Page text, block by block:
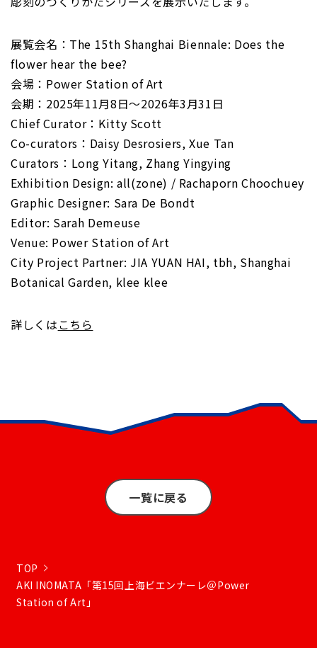
展覧会名：The 15th Shanghai Biennale: Does the
flower hear the bee?
会場：Power Station of Art
会期：2025年11月8日〜2026年3月31日
Chief Curator：Kitty Scott
Co-curators：Daisy Desrosiers, Xue Tan
Curators：Long Yitang, Zhang Yingying
Exhibition Design: all(zone) / Rachaporn Choochuey
Graphic Designer: Sara De Bondt
Editor: Sarah Demeuse
Venue: Power Station of Art
City Project Partner: JIA YUAN HAI, tbh, Shanghai
Botanical Garden, klee klee
詳しくはこちら
一覧に戻る
TOP
AKI INOMATA「第15回上海ビエンナーレ＠Power
Station of Art」